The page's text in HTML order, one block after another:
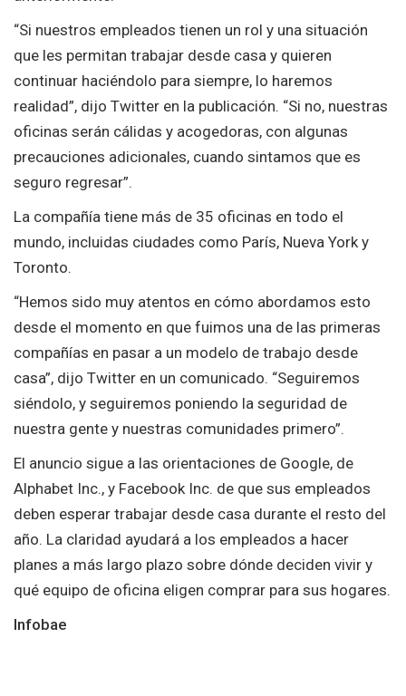
“Si nuestros empleados tienen un rol y una situación
que les permitan trabajar desde casa y quieren
continuar haciéndolo para siempre, lo haremos
realidad”, dijo Twitter en la publicación. “Si no, nuestras
oficinas serán cálidas y acogedoras, con algunas
precauciones adicionales, cuando sintamos que es
seguro regresar”.
La compañía tiene más de 35 oficinas en todo el
mundo, incluidas ciudades como París, Nueva York y
Toronto.
“Hemos sido muy atentos en cómo abordamos esto
desde el momento en que fuimos una de las primeras
compañías en pasar a un modelo de trabajo desde
casa”, dijo Twitter en un comunicado. “Seguiremos
siéndolo, y seguiremos poniendo la seguridad de
nuestra gente y nuestras comunidades primero”.
El anuncio sigue a las orientaciones de Google, de
Alphabet Inc., y Facebook Inc. de que sus empleados
deben esperar trabajar desde casa durante el resto del
año. La claridad ayudará a los empleados a hacer
planes a más largo plazo sobre dónde deciden vivir y
qué equipo de oficina eligen comprar para sus hogares.
Infobae